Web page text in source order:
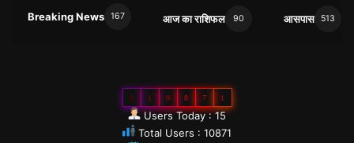
Breaking News 167 आज का राशिफल 90 आसपास 513
0 1 0 8 7 1
Users Today : 15
Total Users : 10871